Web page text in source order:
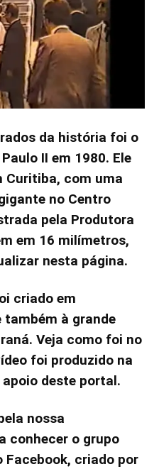
da história foi o
II em 1980. Ele
Curitiba, com uma
no Centro
pela Produtora
em 16 milímetros,
nesta página.
criado em
também à grande
Veja como foi no
foi produzido na
deste portal.
nossa
conhecer o grupo
Facebook, criado por